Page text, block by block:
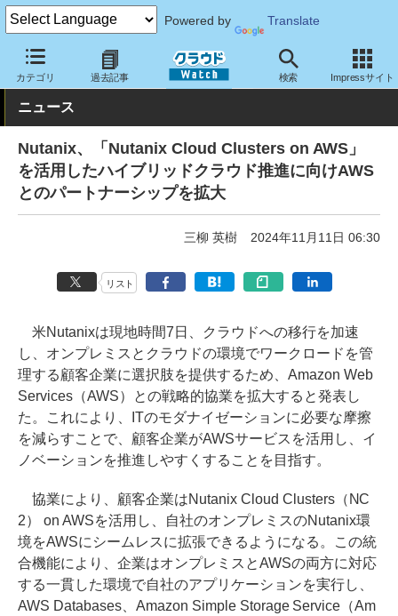
Powered by Translate
カテゴリ 過去記事 検索 Impressサイト
クラウド Watch トピック 協業・提携
ニュース
Nutanix、「Nutanix Cloud Clusters on AWS」
を活用したハイブリッドクラウド推進に向けAWS
とのパートナーシップを拡大
三柳 英樹 2024年11月11日 06:30
リスト
米Nutanixは現地時間7日、クラウドへの移行を加速
し、オンプレミスとクラウドの環境でワークロードを管
理する顧客企業に選択肢を提供するため、Amazon Web
Services（AWS）との戦略的協業を拡大すると発表し
た。これにより、ITのモダナイゼーションに必要な摩擦
を減らすことで、顧客企業がAWSサービスを活用し、イ
ノベーションを推進しやすくすることを目指す。
協業により、顧客企業はNutanix Cloud Clusters（NC
2） on AWSを活用し、自社のオンプレミスのNutanix環
境をAWSにシームレスに拡張できるようになる。この統
合機能により、企業はオンプレミスとAWSの両方に対応
する一貫した環境で自社のアプリケーションを実行し、
AWS Databases、Amazon Simple Storage Service（Am